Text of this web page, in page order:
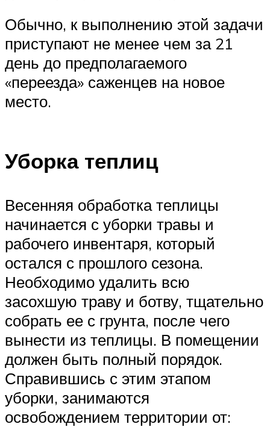
Обычно, к выполнению этой задачи
приступают не менее чем за 21
день до предполагаемого
«переезда» саженцев на новое
место.
Уборка теплиц
Весенняя обработка теплицы
начинается с уборки травы и
рабочего инвентаря, который
остался с прошлого сезона.
Необходимо удалить всю
засохшую траву и ботву, тщательно
собрать ее с грунта, после чего
вынести из теплицы. В помещении
должен быть полный порядок.
Справившись с этим этапом
уборки, занимаются
освобождением территории от: